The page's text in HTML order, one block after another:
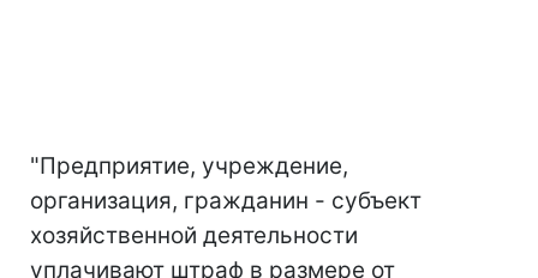
"Предприятие, учреждение,
организация, гражданин - субъект
хозяйственной деятельности
уплачивают штраф в размере от